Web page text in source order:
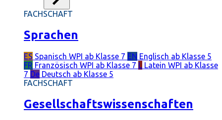
FACHSCHAFT
Sprachen
ES Spanisch WPI ab Klasse 7 EN Englisch ab Klasse 5
FR Französisch WPI ab Klasse 7 L Latein WPI ab Klasse
7 De Deutsch ab Klasse 5
FACHSCHAFT
Gesellschaftswissenschaften